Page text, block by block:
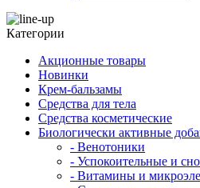
Категории
Акционные товары
Новинки
Крем-бальзамы
Средства для тела
Средства косметические
Биологически активные
- Венотоники
- Успокоительные и
- Витамины и